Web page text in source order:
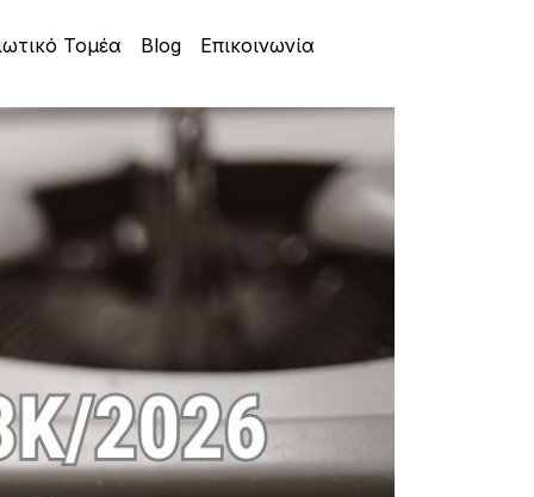
Τομέα Blog Επικοινωνία